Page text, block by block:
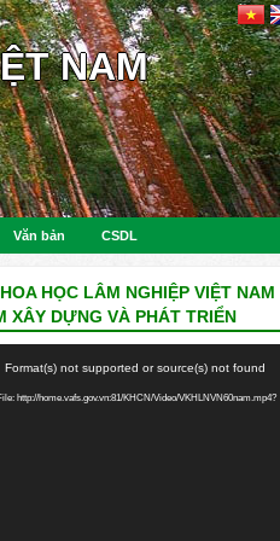
NAM
Văn bản CSDL
HỌC LÂM NGHIỆP VIỆT NAM
XÂY DỰNG VÀ PHÁT TRIỂN
Format(s) not supported or source(s) not found
http://home.vafs.gov.vn:81/KHCN/Video/VKHLNVN60nam.mp4?